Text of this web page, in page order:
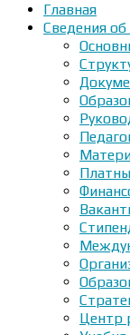
Главная
Сведения
Центр